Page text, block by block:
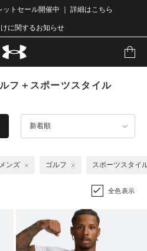
ットセール開催中 ｜ 詳細はこちら
に関するお知らせ
フ＋スポーツスタイル
新着順
ンズ ゴルフ スポーツスタイ
全色表示